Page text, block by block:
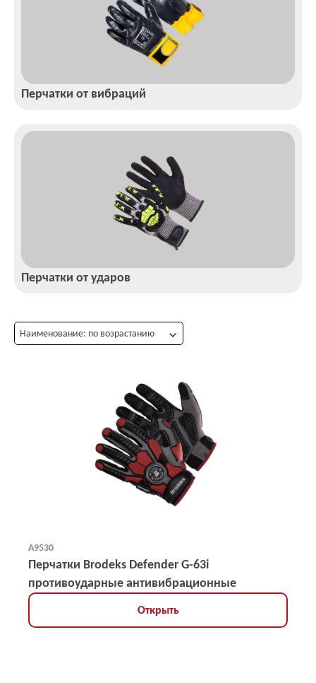
Перчатки от вибраций
Перчатки от ударов
Наименование: по возрастанию
А9530
Перчатки Brodeks Defender G-63i
противоударные антивибрационные
Открыть